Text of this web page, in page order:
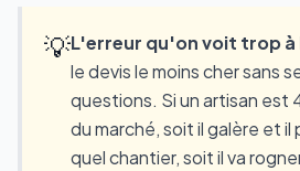
💡L'erreur qu'on voit trop à
le devis le moins cher sans
questions. Si un artisan est
du marché, soit il galère et
quel chantier, soit il va